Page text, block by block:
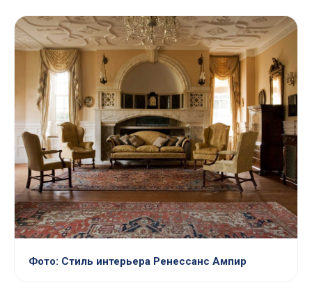
Фото: Стиль интерьера Ренессанс Ампир